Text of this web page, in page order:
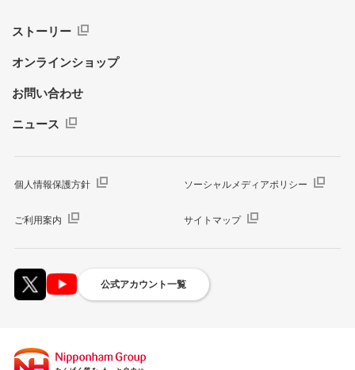
ストーリー
オンラインショップ
お問い合わせ
ニュース
個人情報保護方針 ソーシャルメディアポリシー
ご利用案内 サイトマップ
公式アカウント一覧